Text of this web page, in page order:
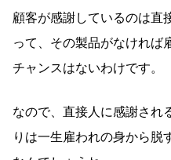
顧客が感謝しているのは直
って、その製品がなければ
チャンスはないわけです。
なので、直接人に感謝され
りは一生雇われの身から脱